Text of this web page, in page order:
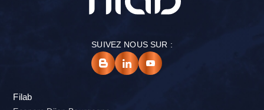
SUIVEZ NOUS SUR :
Filab